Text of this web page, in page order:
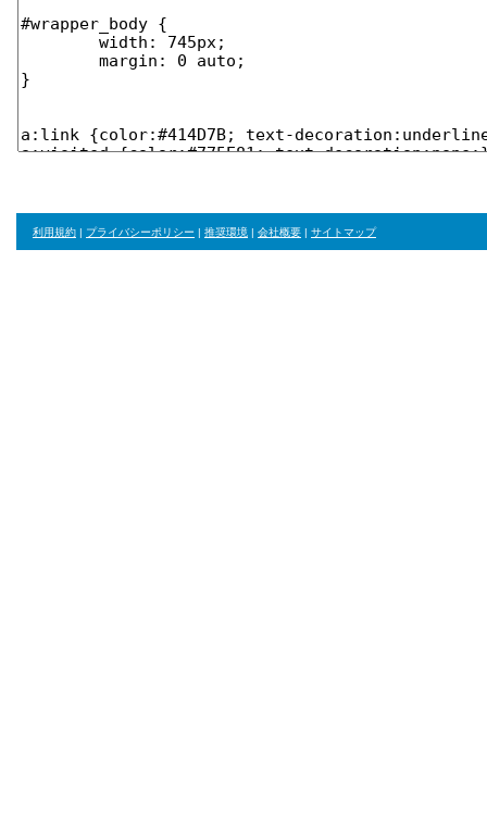
利用規約 | プライバシーポリシー | 推奨環境 | 会社概要 | サイトマップ